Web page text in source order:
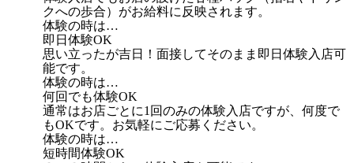
クへの歩合）がお給料に反映されます。
体験の時は…
即日体験OK
思い立ったが吉日！面接してそのまま即日体験入店可
能です。
体験の時は…
何回でも体験OK
通常はお店ごとに1回のみの体験入店ですが、何度で
もOKです。お気軽にご応募ください。
体験の時は…
短時間体験OK